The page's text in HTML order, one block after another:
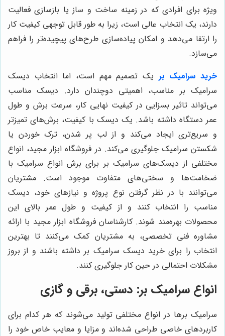
ویژه برای افرادی که در زمینه ساخت و ساز یا بازسازی فعالیت
دارند، یک انتخاب عالی است، زیرا به طور قابل توجهی کیفیت کار
را ارتقا می‌دهد و امکان پیاده‌سازی طرح‌های پیچیده‌تر را فراهم
می‌سازد.
خرید سرامیک بر یک تصمیم مهم است، اما انتخاب دیسک
سرامیک بر مناسب، اهمیتی دوچندان دارد. دیسک مناسب
می‌تواند تاثیر بسزایی در کیفیت نهایی کار، سرعت برش و طول
عمر دستگاه داشته باشد. یک دیسک با کیفیت، برش‌های تمیزتر
و سریع‌تری ایجاد می‌کند و از لب پر شدن، ترک خوردن یا
شکستن سرامیک جلوگیری می‌کند. در فروشگاه ابزار مجید، انواع
مختلفی از دیسک‌های سرامیک بر برای برش انواع سرامیک با
ضخامت‌ها و سختی‌های متفاوت موجود است. مشتریان
می‌توانند با در نظر گرفتن نوع پروژه و نیازهای خود، دیسک
مناسب را انتخاب کنند و از کیفیت و طول عمر بالای این
محصولات بهره‌مند شوند. کارشناسان فروشگاه ابزار مجید با ارائه
مشاوره فنی تخصصی، به مشتریان کمک می‌کنند تا بهترین
انتخاب را برای خرید دیسک سرامیک بر داشته باشند و از بروز
مشکلات احتمالی در حین کار جلوگیری کنند.
انواع سرامیک بر: دستی، برقی و گازی
سرامیک برها در انواع مختلفی تولید می‌شوند که هر کدام برای
کاربردهای خاصی طراحی شده‌اند و مزایا و معایب خاص خود را